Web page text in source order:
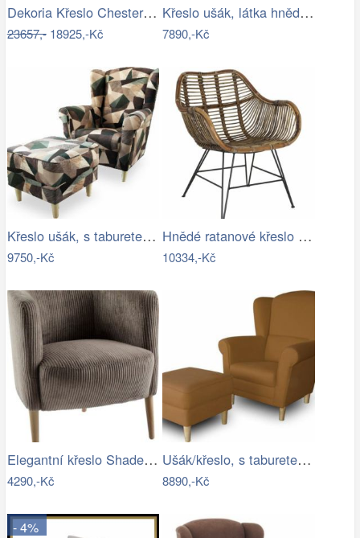
Dekoria Křeslo Chesterfield Classic…
23657,-18925,-Kč
Křeslo ušák, látka hnědozelená vzor,…
7890,-Kč
Křeslo ušák, s taburetem, látka…
9750,-Kč
Hnědé ratanové křeslo Malang - 64*57*80…
10334,-Kč
Elegantní křeslo Shadea šedobéžová…
4290,-Kč
Ušák/křeslo, s taburetem, látka hnědá,…
8890,-Kč
- 4%